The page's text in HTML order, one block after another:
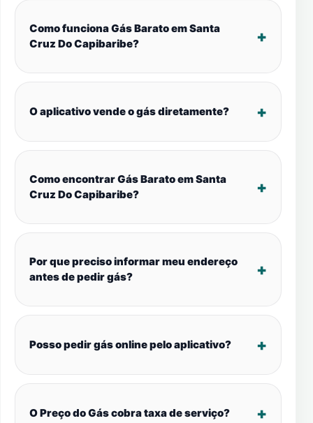
Como funciona Gás Barato em Santa
Cruz Do Capibaribe?
O aplicativo vende o gás diretamente?
Como encontrar Gás Barato em Santa
Cruz Do Capibaribe?
Por que preciso informar meu endereço
antes de pedir gás?
Posso pedir gás online pelo aplicativo?
O Preço do Gás cobra taxa de serviço?